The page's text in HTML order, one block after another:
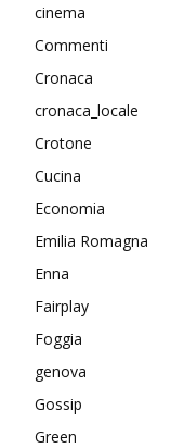
cinema
Commenti
Cronaca
cronaca_locale
Crotone
Cucina
Economia
Emilia Romagna
Enna
Fairplay
Foggia
genova
Gossip
Green